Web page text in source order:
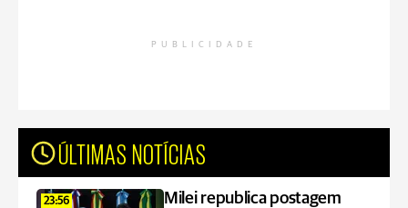
PUBLICIDADE
ÚLTIMAS NOTÍCIAS
23:56
Milei republica postagem